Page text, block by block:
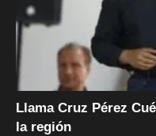
Llama Cruz Pérez
la región